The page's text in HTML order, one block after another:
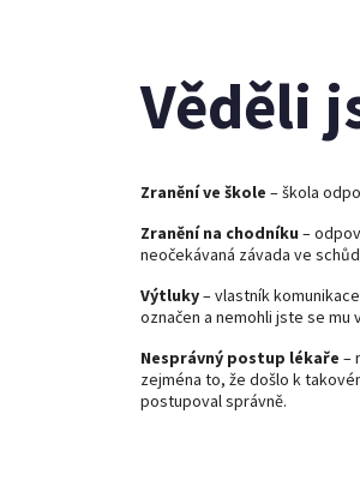
Věděli
Zranění ve škole – škola
Zranění na chodníku –
neočekávaná závada ve
Výtluky– vlastník
označen a nemohli jste se mu
Nesprávný postup lékaře –
zejména to, že došlo k
postupoval správně.